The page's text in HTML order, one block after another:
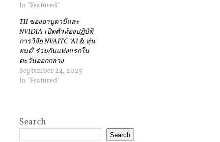
In "Featured"
TII ของอาบูดาบีและ
NVIDIA เปิดตัวห้องปฏิบัติ
การวิจัย NVAITC ‘AI & หุ่น
ยนต์’ ร่วมกันแห่งแรกใน
ตะวันออกกลาง
September 24, 2025
In "Featured"
Search
Search